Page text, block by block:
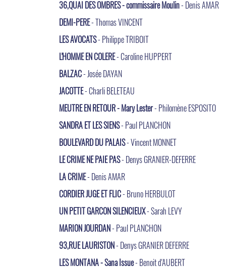
36,QUAI DES OMBRES - commissaire Moulin- Denis AMAR
DEMI-PERE- Thomas VINCENT
LES AVOCATS- Philippe TRIBOIT
L'HOMME EN COLERE- Caroline HUPPERT
BALZAC- Josée DAYAN
JACOTTE- Charli BELETEAU
MEUTRE EN RETOUR - Mary Lester- Philomène ESPOSITO
SANDRA ET LES SIENS- Paul PLANCHON
BOULEVARD DU PALAIS- Vincent MONNET
LE CRIME NE PAIE PAS- Denys GRANIER-DEFERRE
LA CRIME- Denis AMAR
CORDIER JUGE ET FLIC- Bruno HERBULOT
UN PETIT GARCON SILENCIEUX- Sarah LEVY
MARION JOURDAN- Paul PLANCHON
93,RUE LAURISTON- Denys GRANIER DEFERRE
LES MONTANA - Sana Issue- Benoit d'AUBERT